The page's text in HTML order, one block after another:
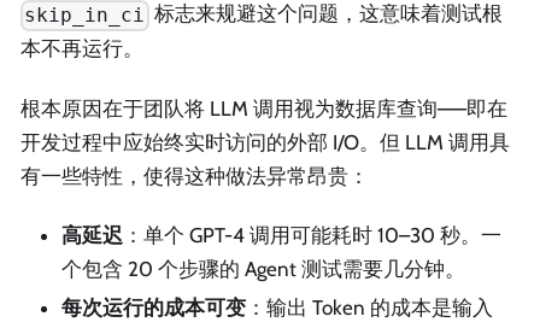
skip_in_ci 标志来规避这个问题，这意味着测试根
本不再运行。
根本原因在于团队将 LLM 调用视为数据库查询——即在
开发过程中应始终实时访问的外部 I/O。但 LLM 调用具
有一些特性，使得这种做法异常昂贵：
高延迟 ：单个 GPT-4 调用可能耗时 10–30 秒。一
个包含 20 个步骤的 Agent 测试需要几分钟。
每次运行的成本可变 ：输出 Token 的成本是输入